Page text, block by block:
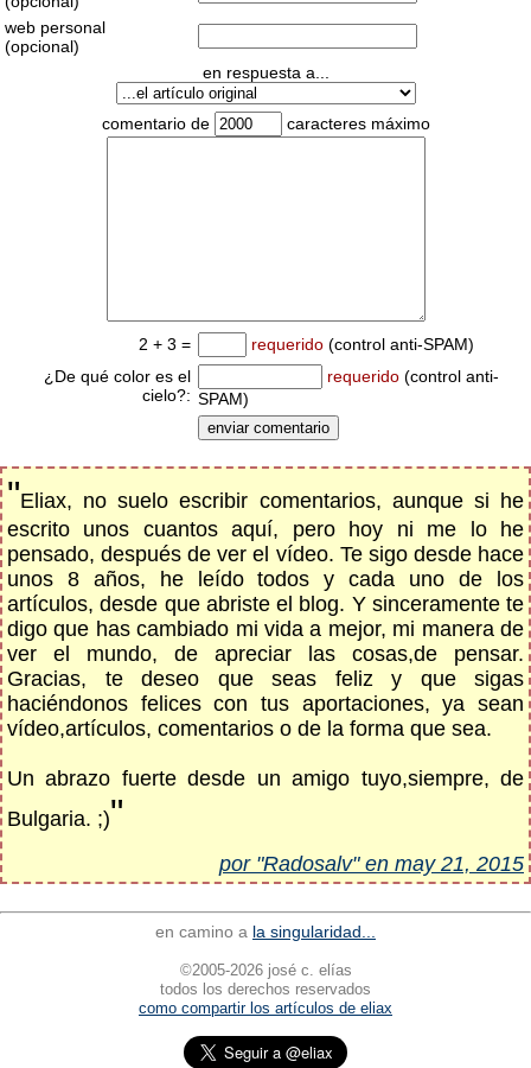
web personal
(opcional)
en respuesta a...
comentario de caracteres máximo
2 + 3 = requerido (control anti-SPAM)
¿De qué color es el
cielo?:
requerido (control anti-
SPAM)
"Eliax, no suelo escribir comentarios, aunque si he
escrito unos cuantos aquí, pero hoy ni me lo he
pensado, después de ver el vídeo. Te sigo desde hace
unos 8 años, he leído todos y cada uno de los
artículos, desde que abriste el blog. Y sinceramente te
digo que has cambiado mi vida a mejor, mi manera de
ver el mundo, de apreciar las cosas,de pensar.
Gracias, te deseo que seas feliz y que sigas
haciéndonos felices con tus aportaciones, ya sean
vídeo,artículos, comentarios o de la forma que sea.
Un abrazo fuerte desde un amigo tuyo,siempre, de
Bulgaria. ;)"
por "Radosalv" en may 21, 2015
en camino a la singularidad...
©2005-2026 josé c. elías
todos los derechos reservados
como compartir los artículos de eliax